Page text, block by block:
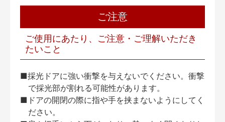
ご注意
ご使用にあたり、ご注意・ご理解いただき
たいこと
■採光ドアに強い衝撃を与えないでください。衝撃
で採光部が割れる可能性があります。
■ドアの開閉の際に指や手を挟まないようにしてく
ださい。